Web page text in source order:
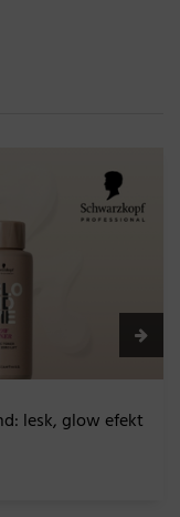
lesk, glow efekt